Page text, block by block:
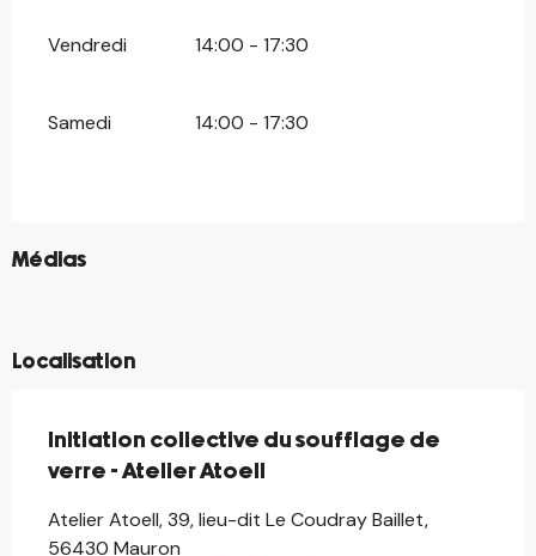
Vendredi 14:00 - 17:30
Samedi 14:00 - 17:30
Médias
©
©
Localisation
Initiation collective du soufflage de
verre - Atelier Atoell
Atelier Atoell, 39, lieu-dit Le Coudray Baillet,
56430 Mauron